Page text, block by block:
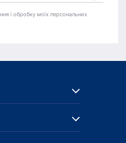
і обробку моїх персональних